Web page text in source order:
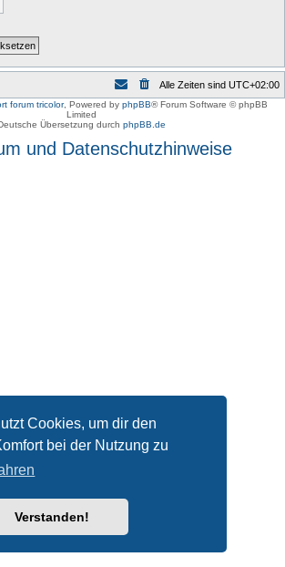
Cookies, um dir den
bei der Nutzung zu
Verstanden!
Alle Zeiten sind UTC+02:00
forum tricolor, Powered by phpBB® Forum Software © phpBB
Limited
Übersetzung durch phpBB.de
und Datenschutzhinweise